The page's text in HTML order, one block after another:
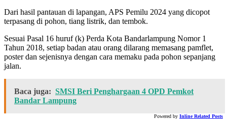
Dari hasil pantauan di lapangan, APS Pemilu 2024 yang dicopot
terpasang di pohon, tiang listrik, dan tembok.
Sesuai Pasal 16 huruf (k) Perda Kota Bandarlampung Nomor 1
Tahun 2018, setiap badan atau orang dilarang memasang pamflet,
poster dan sejenisnya dengan cara memaku pada pohon sepanjang
jalan.
Baca juga: SMSI Beri Penghargaan 4 OPD Pemkot
Bandar Lampung
Powered by Inline Related Posts